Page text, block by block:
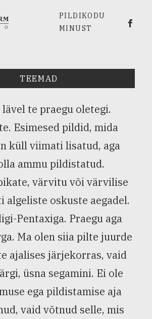
PILDIKODU
MINUST
Viiu
TEEMAD
te praegu oletegi.
Esimesed pildid, mida
küll viimati lisatud, aga
ammu pildistatud.
värvitu või värvilise
algeliste oskuste aegadel.
Pentaxiga. Praegu aga
Ma olen siia pilte juurde
ajalises järjekorras, vaid
üsna segamini. Ei ole
ega pildistamise aja
vaid võtnud selle, mis